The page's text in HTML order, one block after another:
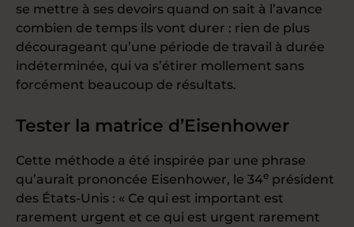
se mettre à ses devoirs quand on sait à l’avance
combien de temps ils vont durer : rien de plus
décourageant qu’une période de travail à durée
indéterminée, qui va s’étirer mollement sans
forcément beaucoup de résultats.
Tester la matrice d’Eisenhower
Cette méthode a été inspirée par une phrase
qu’aurait prononcée Eisenhower, le 34e président
des États-Unis : « Ce qui est important est
rarement urgent et ce qui est urgent rarement